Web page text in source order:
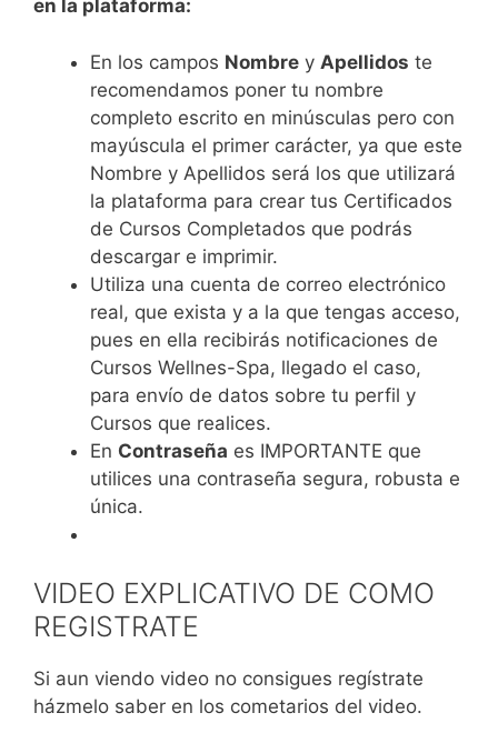
en la plataforma:
En los campos Nombre y Apellidos te
recomendamos poner tu nombre
completo escrito en minúsculas pero con
mayúscula el primer carácter, ya que este
Nombre y Apellidos será los que utilizará
la plataforma para crear tus Certificados
de Cursos Completados que podrás
descargar e imprimir.
Utiliza una cuenta de correo electrónico
real, que exista y a la que tengas acceso,
pues en ella recibirás notificaciones de
Cursos Wellnes-Spa, llegado el caso,
para envío de datos sobre tu perfil y
Cursos que realices.
En Contraseña es IMPORTANTE que
utilices una contraseña segura, robusta e
única.
VIDEO EXPLICATIVO DE COMO
REGISTRATE
Si aun viendo video no consigues regístrate
házmelo saber en los cometarios del video.